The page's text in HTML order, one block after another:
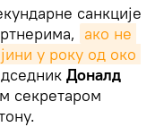
санкције
ако не
у року од око
Доналд
секретаром